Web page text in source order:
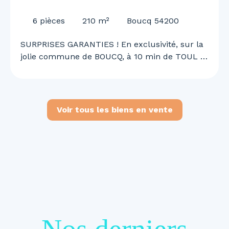
6 pièces 210 m² Boucq 54200
SURPRISES GARANTIES ! En exclusivité, sur la
jolie commune de BOUCQ, à 10 min de TOUL et
rénovée en 2022 ! 4 chambres, garage double,
piscine, panneaux solaire.. et bien d'autre à
Voir tous les biens en vente